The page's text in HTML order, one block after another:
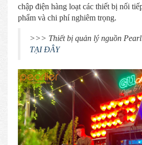
chập điện hàng loạt các thiết bị nối
phẩm và chi phí nghiêm trọng.
>>> Thiết bị quản lý nguồn
TẠI ĐÂY